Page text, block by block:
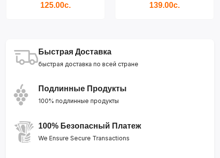
125.00с. 139.00с.
Быстрая Доставка
быстрая доставка по всей стране
Подлинные Продукты
100% подлинные продукты
100% Безопасный Платеж
We Ensure Secure Transactions